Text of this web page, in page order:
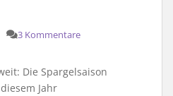
3 Kommentare
Die Spargelsaison
Jahr